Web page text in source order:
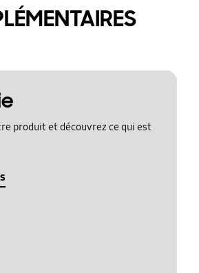
produit et découvrez ce qui est